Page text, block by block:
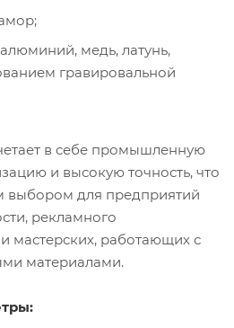
медь, латунь,
гравировальной
в себе промышленную
и высокую точность, что
выбором для предприятий
рекламного
мастерских, работающих с
материалами.